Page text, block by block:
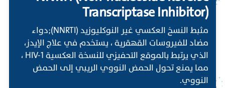
Transcriptase Inhibitor)
مثبط النسخ العكسي غير النوكليوزيد (NNRTI);دواء
مضاد للفيروسات القهقرية ، يستخدم في علاج الإيدز،
الذي يرتبط بالموقع التحفيزي للنسخة العكسية HIV-1 ،
مما يمنع تحول الحمض النووي الريبي إلى الحمض
النووي.